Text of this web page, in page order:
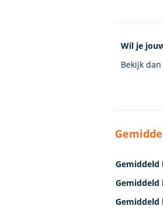
Wil je
Bekijk
Gemiddeld
Gemiddeld